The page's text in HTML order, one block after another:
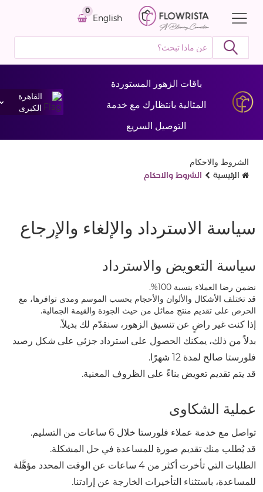
0
English
باقات الزهور المستوردة
المثالية بانتظارك مع خدمة
التوصيل السريع
القاهرة
الكبرى
الشروط والاحكام
الرئيسية الشروط والاحكام
سياسة الاسترداد والإلغاء والإرجاع
سياسة التعويض والاسترداد
نضمن رضا العملاء بنسبة 100%.
قد تختلف الأشكال والألوان والأحجام بحسب الموسم ومدى توافرها، مع
الحرص على تقديم منتج مماثل من حيث الجودة والقيمة الجمالية.
إذا كنت غير راضٍ عن تنسيق الزهور، سنقدّم لك بديلاً.
بدلاً من ذلك، يمكنك الحصول على استرداد جزئي على شكل رصيد
فلورستا صالح لمدة 12 شهرًا.
قد يتم تقديم تعويض بناءً على الظروف المعنية.
عملية الشكاوى
تواصل مع خدمة عملاء فلورستا خلال 6 ساعات من التسليم.
قد يُطلب منك تقديم صورة للمساعدة في حل المشكلة.
الطلبات التي تأخرت أكثر من 4 ساعات عن الوقت المحدد مؤهَّلة
للمساعدة، باستثناء التأخيرات الخارجة عن إرادتنا.